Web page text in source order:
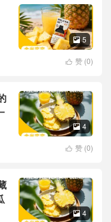
 5
 赞 (0)
 4
 赞 (0)
 4